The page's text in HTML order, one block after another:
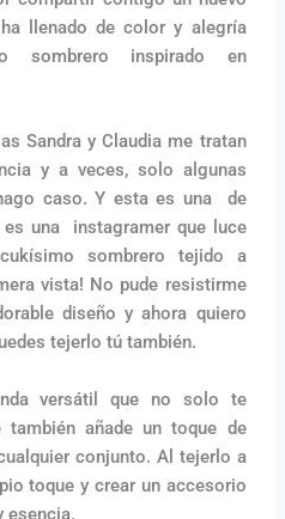
llenado de color y alegría
sombrero inspirado en
Sandra y Claudia me tratan
y a veces, solo algunas
caso. Y esta es una de
una instagramer que luce
sombrero tejido a
vista! No pude resistirme
diseño y ahora quiero
tejerlo tú también.
versátil que no solo te
añade un toque de
conjunto. Al tejerlo a
toque y crear un accesorio
esencia.